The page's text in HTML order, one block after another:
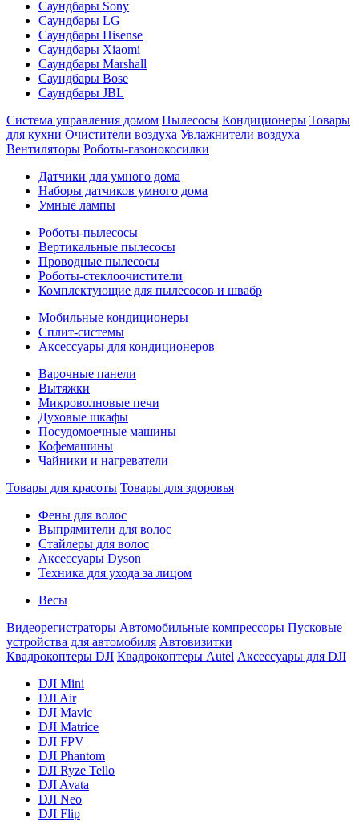
Саундбары Sony
Саундбары LG
Саундбары Hisense
Саундбары Xiaomi
Саундбары Marshall
Саундбары Bose
Саундбары JBL
Система управления домом Пылесосы Кондиционеры Товары
для кухни Очистители воздуха Увлажнители воздуха
Вентиляторы Роботы-газонокосилки
Датчики для умного дома
Наборы датчиков умного дома
Умные лампы
Роботы-пылесосы
Вертикальные пылесосы
Проводные пылесосы
Роботы-стеклоочистители
Комплектующие для пылесосов и швабр
Мобильные кондиционеры
Сплит-системы
Аксессуары для кондиционеров
Варочные панели
Вытяжки
Микроволновые печи
Духовые шкафы
Посудомоечные машины
Кофемашины
Чайники и нагреватели
Товары для красоты Товары для здоровья
Фены для волос
Выпрямители для волос
Стайлеры для волос
Аксессуары Dyson
Техника для ухода за лицом
Весы
Видеорегистраторы Автомобильные компрессоры Пусковые
устройства для автомобиля Автовизитки
Квадрокоптеры DJI Квадрокоптеры Autel Аксессуары для DJI
DJI Mini
DJI Air
DJI Mavic
DJI Matrice
DJI FPV
DJI Phantom
DJI Ryze Tello
DJI Avata
DJI Neo
DJI Flip